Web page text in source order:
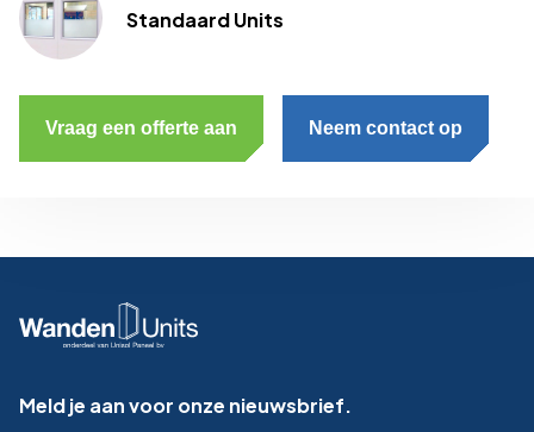
Standaard Units
Vraag een offerte aan Neem contact op
Meld je aan voor onze nieuwsbrief.